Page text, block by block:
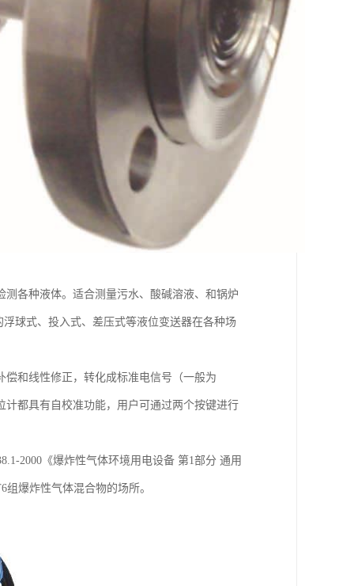
各种液体。适合测量污水、酸碱溶液、和锅炉
球式、投入式、差压式等液位变送器在各种场
和线性修正，转化成标准电信号（一般为
计都具有自校准功能，用户可通过两个按键进行
2000《爆炸性气体环境用电设备 第1部分 通用
爆炸性气体混合物的场所。